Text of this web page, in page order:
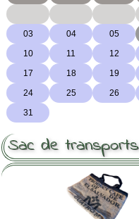
Sac de transports